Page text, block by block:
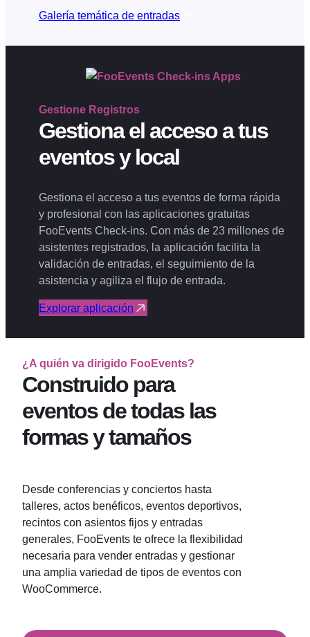
Galería temática de entradas
Gestione Registros
Gestiona el acceso a tus
eventos y local
Gestiona el acceso a tus eventos de forma rápida
y profesional con las aplicaciones gratuitas
FooEvents Check-ins. Con más de 23 millones de
asistentes registrados, la aplicación facilita la
validación de entradas, el seguimiento de la
asistencia y agiliza el flujo de entrada.
Explorar aplicación
¿A quién va dirigido FooEvents?
Construido para
eventos de todas las
formas y tamaños
Desde conferencias y conciertos hasta
talleres, actos benéficos, eventos deportivos,
recintos con asientos fijos y entradas
generales, FooEvents te ofrece la flexibilidad
necesaria para vender entradas y gestionar
una amplia variedad de tipos de eventos con
WooCommerce.